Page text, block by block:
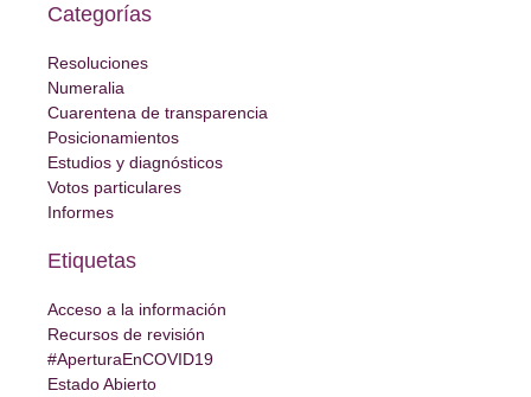
Categorías
Resoluciones
Numeralia
Cuarentena de transparencia
Posicionamientos
Estudios y diagnósticos
Votos particulares
Informes
Etiquetas
Acceso a la información
Recursos de revisión
#AperturaEnCOVID19
Estado Abierto